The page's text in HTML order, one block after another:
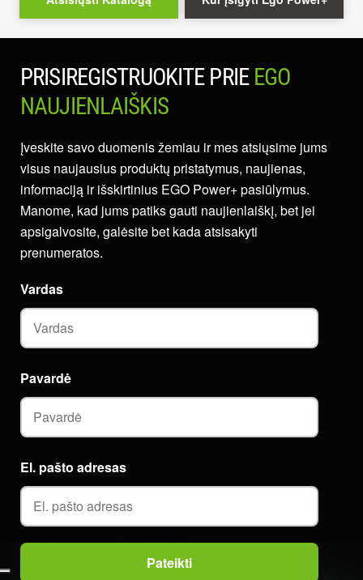
PRISIREGISTRUOKITE PRIE EGO
NAUJIENLAIŠKIS
Įveskite savo duomenis žemiau ir mes atsiųsime jums
visus naujausius produktų pristatymus, naujienas,
informaciją ir išskirtinius EGO Power+ pasiūlymus.
Manome, kad jums patiks gauti naujienlaiškį, bet jei
apsigalvosite, galėsite bet kada atsisakyti
prenumeratos.
El. pašto adresas
Vardas
Pavardė